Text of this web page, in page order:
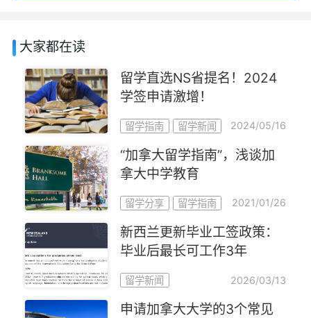
大家都在读
留学直选NS省提名！2024
学签申请激增！
留学指南 留学新闻 2024/05/16
“加拿大留学指南”，浅谈加
拿大中学教育
留学分享 留学指南 2021/01/26
新西兰更新毕业工签政策：
毕业后最长可工作3年
留学新闻 2026/03/13
申请加拿大大学的3个常见